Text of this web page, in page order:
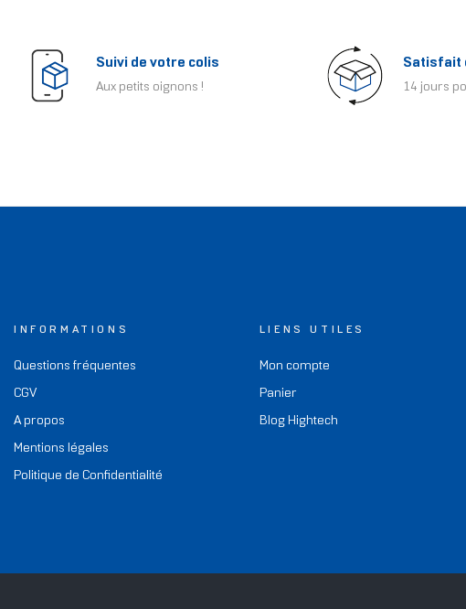
Suivi de votre colis
Aux petits oignons !
Satisfait
14 jours
INFORMATIONS
Questions fréquentes
CGV
A propos
Mentions légales
Politique de Confidentialité
LIENS UTILES
Mon compte
Panier
Blog Hightech